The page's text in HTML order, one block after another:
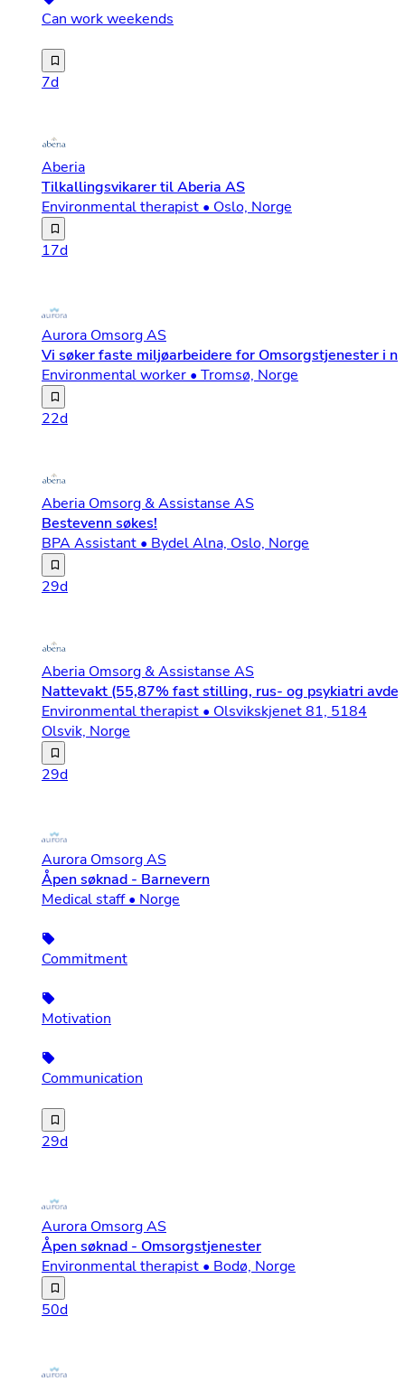
Can work weekends
Bli en del av vårt Hotel Crew – vi søker flere
7d
Aberia
Tilkallingsvikarer til Aberia AS
Environmental therapist • Oslo, Norge
Har du et ønske om å skape trygghet, retning og
17d
Aurora Omsorg AS
Vi søker faste miljøarbeidere for Omsorgstjenester i
Environmental worker • Tromsø, Norge
Aurora Omsorg søker etter faste ansatte og vikarer
22d
Aberia Omsorg & Assistanse AS
Bestevenn søkes!
BPA Assistant • Bydel Alna, Oslo, Norge
Bestevenn søkes! Jeg heter Storm og er en blid og
29d
Aberia Omsorg & Assistanse AS
Nattevakt (55,87% fast stilling, rus- og psykiatri
Environmental therapist • Olsvikskjenet 81, 5184
Olsvik, Norge
Aberia Omsorg & Assistanse AS er en norskeid
29d
Aurora Omsorg AS
Åpen søknad - Barnevern
Medical staff • Norge
Commitment
Motivation
Communication
Aurora Omsorg er ett nordnorsk helse- og
29d
Aurora Omsorg AS
Åpen søknad - Omsorgstjenester
Environmental therapist • Bodø, Norge
Aurora Omsorg er ett nordnorsk omsorgsselskap. Vi
50d